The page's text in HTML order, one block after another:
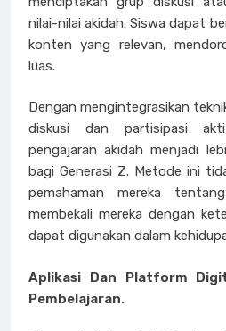
nilai-nilai akidah. Siswa dapat
konten yang relevan,
luas.
Dengan mengintegrasikan
diskusi dan partisipasi
pengajaran akidah menjadi
bagi Generasi Z. Metode ini
pemahaman mereka
membekali mereka dengan
dapat digunakan dalam
Aplikasi Dan Platform
Pembelajaran.